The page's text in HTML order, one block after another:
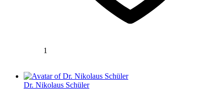
1
Dr. Nikolaus Schüler